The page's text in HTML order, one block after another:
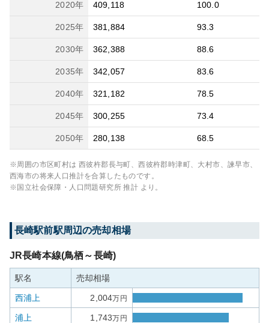
2020年 409,118 100.0
2025年 381,884 93.3
2030年 362,388 88.6
2035年 342,057 83.6
2040年 321,182 78.5
2045年 300,255 73.4
2050年 280,138 68.5
※周囲の市区町村は 西彼杵郡長与町、西彼杵郡時津町、大村市、諫早市、
西海市の将来人口推計を合算したものです。
※国立社会保障・人口問題研究所 推計 より。
長崎駅前駅周辺の売却相場
JR長崎本線(鳥栖～長崎)
駅名 売却相場
西浦上 2,004万円
浦上 1,743万円